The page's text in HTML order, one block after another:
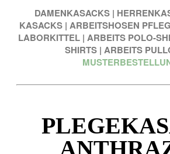
DAMENKASACKS |
KASACKS | ARBEITSHOSEN
LABORKITTEL | ARBEITS POLO-
SHIRTS | ARBEITS